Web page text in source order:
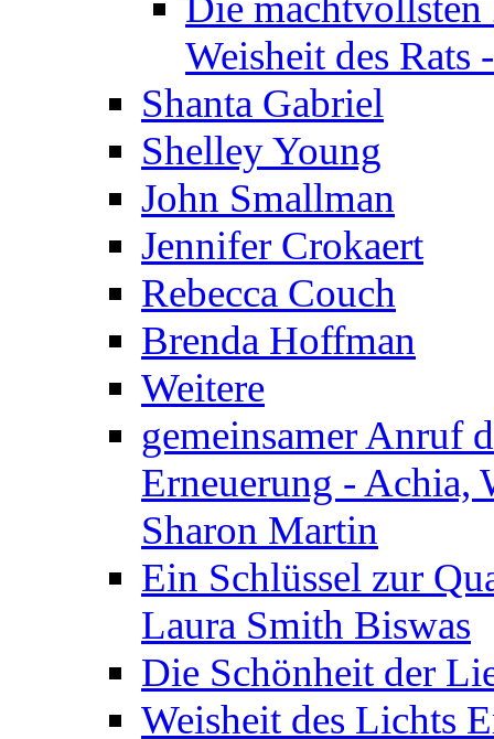
Weisheit des Rats
Shanta Gabriel
Shelley Young
John Smallman
Jennifer Crokaert
Rebecca Couch
Brenda Hoffman
Weitere
gemeinsamer Anruf
Erneuerung - Achia,
Sharon Martin
Ein Schlüssel zur
Laura Smith Biswas
Die Schönheit der
Weisheit des Lichts